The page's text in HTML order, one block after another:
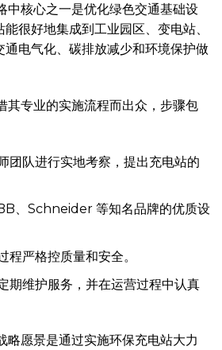
核心之一是优化绿色交通基础设
很好地集成到工业园区、变电站、
通电气化、碳排放减少和环境保护做
专业的实施流程而出众，步骤包
团队进行实地考察，提出充电站的
、Schneider 等知名品牌的优质设
程严格控质量和安全。
期维护服务，并在运营过程中认真
愿景是通过实施环保充电站大力